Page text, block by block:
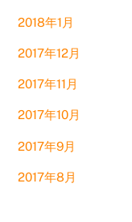
2018年1月
2017年12月
2017年11月
2017年10月
2017年9月
2017年8月